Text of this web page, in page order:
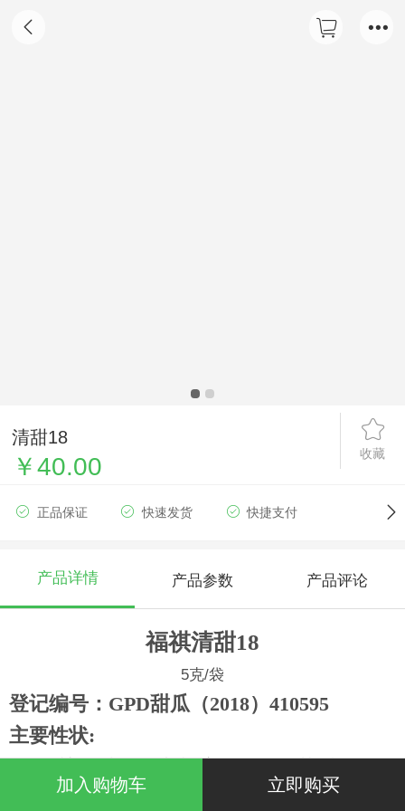
清甜18
收藏
￥40.00
正品保证 快速发货 快捷支付
产品详情 产品参数 产品评论
福祺清甜18
5克/袋
登记编号：GPD甜瓜（2018）410595
主要性状:
右成熟，植株生长势稳健，子蔓、孙蔓均可
加入购物车 立即购买